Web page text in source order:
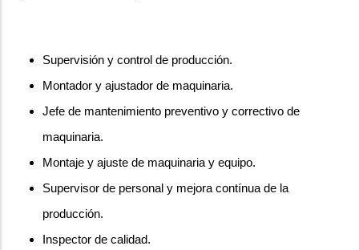
Supervisión y control de producción.
Montador y ajustador de maquinaria.
Jefe de mantenimiento preventivo y correctivo de
maquinaria.
Montaje y ajuste de maquinaria y equipo.
Supervisor de personal y mejora contínua de la
producción.
Inspector de calidad.